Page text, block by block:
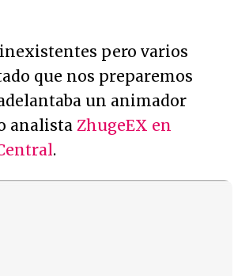
pero varios
que nos preparemos
un animador
analista ZhugeEX en
.